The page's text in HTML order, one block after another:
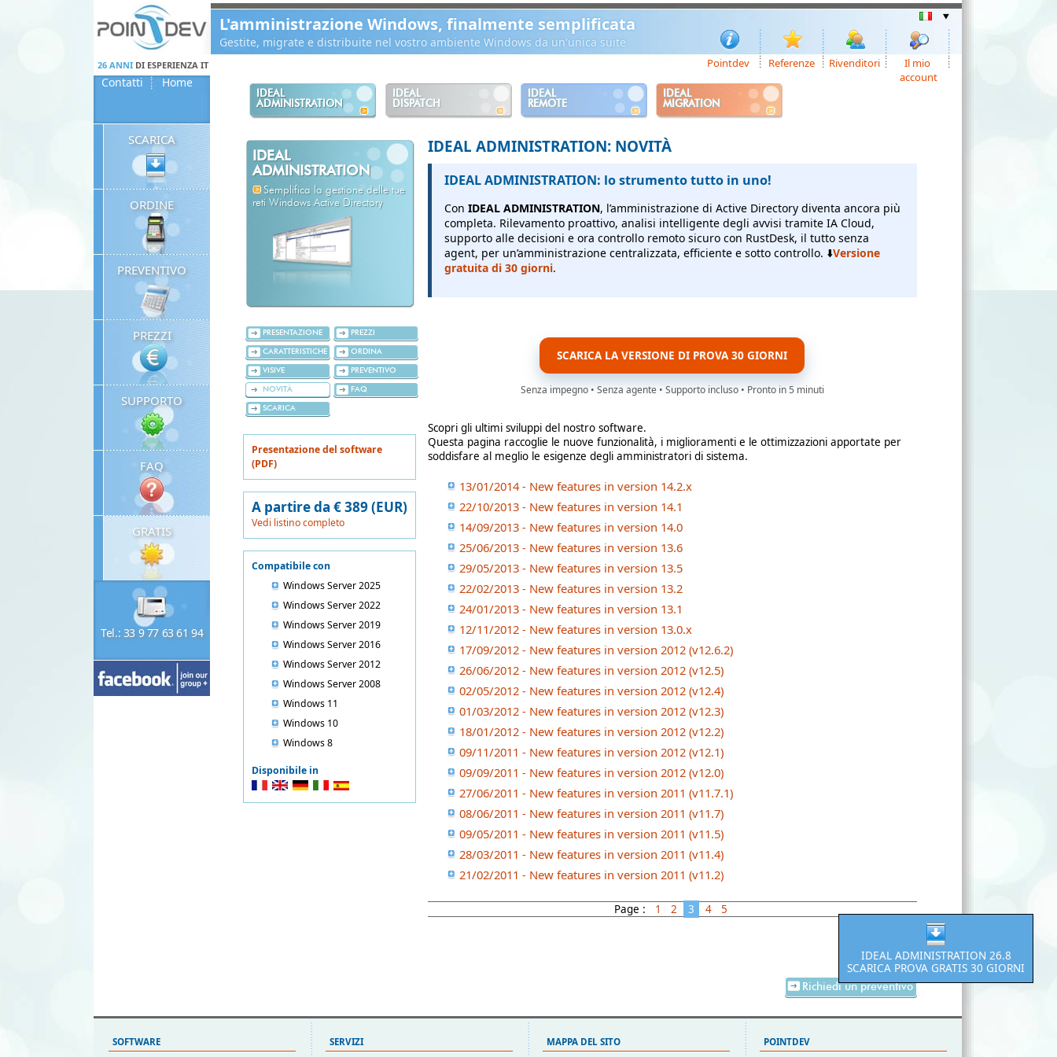
L'amministrazione Windows, finalmente semplificata
Gestite, migrate e distribuite nel vostro ambiente Windows da un'unica suite
26 ANNIDI ESPERIENZA IT Pointdev Referenze Rivenditori
Il mio
account
Contatti Home
IDEAL
ADMINISTRATION
IDEAL
DISPATCH
IDEAL
REMOTE
IDEAL
MIGRATION
SCARICA
ORDINE
PREVENTIVO
PREZZI
SUPPORTO
FAQ
GRATIS
Tel.: 33 9 77 63 61 94
IDEAL
ADMINISTRATION
Semplifica la gestione delle tue
reti Windows Active Directory
PRESENTAZIONE
CARATTERISTICHE
VISIVE
NOVITÀ
SCARICA
PREZZI
ORDINA
PREVENTIVO
FAQ
Presentazione del software
(PDF)
A partire da € 389 (EUR)
Vedi listino completo
Compatibile con
Windows Server 2025
Windows Server 2022
Windows Server 2019
Windows Server 2016
Windows Server 2012
Windows Server 2008
Windows 11
Windows 10
Windows 8
Disponibile in
IDEAL ADMINISTRATION: NOVITÀ
IDEAL ADMINISTRATION: lo strumento tutto in uno!
ConIDEAL ADMINISTRATION, l’amministrazione di Active Directory diventa ancora più
completa. Rilevamento proattivo, analisi intelligente degli avvisi tramite IA Cloud,
supporto alle decisioni e ora controllo remoto sicuro con RustDesk, il tutto senza
agent, per un’amministrazione centralizzata, efficiente e sotto controllo. ⬇️Versione
gratuita di 30 giorni.
SCARICA LA VERSIONE DI PROVA 30 GIORNI
Senza impegno • Senza agente • Supporto incluso • Pronto in 5 minuti
Scopri gli ultimi sviluppi del nostro software.
Questa pagina raccoglie le nuove funzionalità, i miglioramenti e le ottimizzazioni apportate per
soddisfare al meglio le esigenze degli amministratori di sistema.
13/01/2014 - New features in version 14.2.x
22/10/2013 - New features in version 14.1
14/09/2013 - New features in version 14.0
25/06/2013 - New features in version 13.6
29/05/2013 - New features in version 13.5
22/02/2013 - New features in version 13.2
24/01/2013 - New features in version 13.1
12/11/2012 - New features in version 13.0.x
17/09/2012 - New features in version 2012 (v12.6.2)
26/06/2012 - New features in version 2012 (v12.5)
02/05/2012 - New features in version 2012 (v12.4)
01/03/2012 - New features in version 2012 (v12.3)
18/01/2012 - New features in version 2012 (v12.2)
09/11/2011 - New features in version 2012 (v12.1)
09/09/2011 - New features in version 2012 (v12.0)
27/06/2011 - New features in version 2011 (v11.7.1)
08/06/2011 - New features in version 2011 (v11.7)
09/05/2011 - New features in version 2011 (v11.5)
28/03/2011 - New features in version 2011 (v11.4)
21/02/2011 - New features in version 2011 (v11.2)
Page : 1 2 3 4 5
Richiedi un preventivo
IDEAL ADMINISTRATION 26.8
SCARICA PROVA GRATIS 30 GIORNI
SOFTWARE SERVIZI MAPPA DEL SITO POINTDEV
Panneau de gestion des cookies